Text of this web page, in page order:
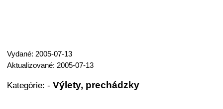
Vydané: 2005-07-13
Aktualizované: 2005-07-13
Kategórie: - Výlety, prechádzky